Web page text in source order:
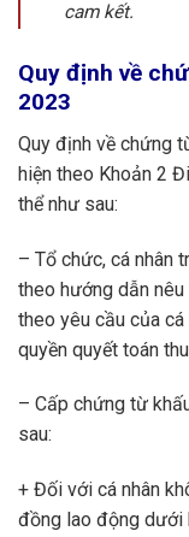
cam kết.
Quy định về
2023
Quy định về chứng
hiện theo Khoản 2
thể như sau:
– Tổ chức, cá nhân
theo hướng dẫn
theo yêu cầu của
quyền quyết toán
– Cấp chứng từ
sau:
+ Đối với cá nhân
đồng lao động dưới